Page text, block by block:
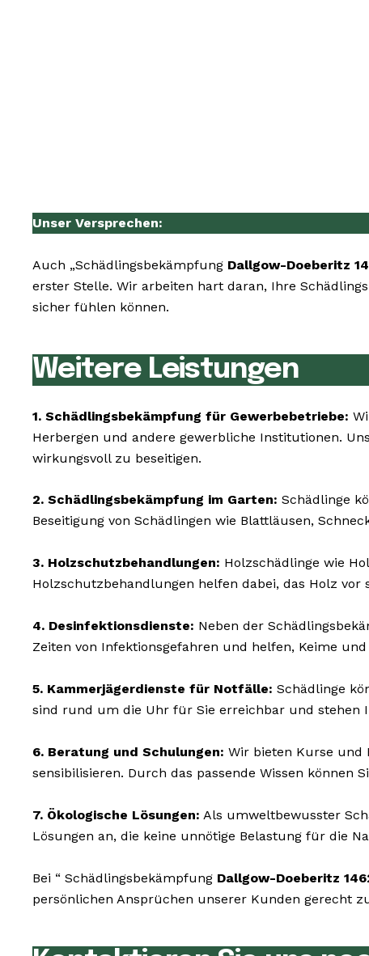
Unser Versprechen:
Auch „Schädlingsbekämpfung Dallgow-Doeberitz
erster Stelle. Wir arbeiten hart daran, Ihre
sicher fühlen können.
Weitere Leistungen
1. Schädlingsbekämpfung für Gewerbebetriebe:
Herbergen und andere gewerbliche Institutionen.
wirkungsvoll zu beseitigen.
2. Schädlingsbekämpfung im Garten: Schädlinge
Beseitigung von Schädlingen wie Blattläusen,
3. Holzschutzbehandlungen: Holzschädlinge wie
Holzschutzbehandlungen helfen dabei, das Holz
4. Desinfektionsdienste: Neben der
Zeiten von Infektionsgefahren und helfen, Keime
5. Kammerjägerdienste für Notfälle: Schädlinge
sind rund um die Uhr für Sie erreichbar und stehen
6. Beratung und Schulungen: Wir bieten Kurse und
sensibilisieren. Durch das passende Wissen können
7. Ökologische Lösungen: Als umweltbewusster
Lösungen an, die keine unnötige Belastung für die
Bei “ Schädlingsbekämpfung Dallgow-Doeberitz
persönlichen Ansprüchen unserer Kunden gerecht